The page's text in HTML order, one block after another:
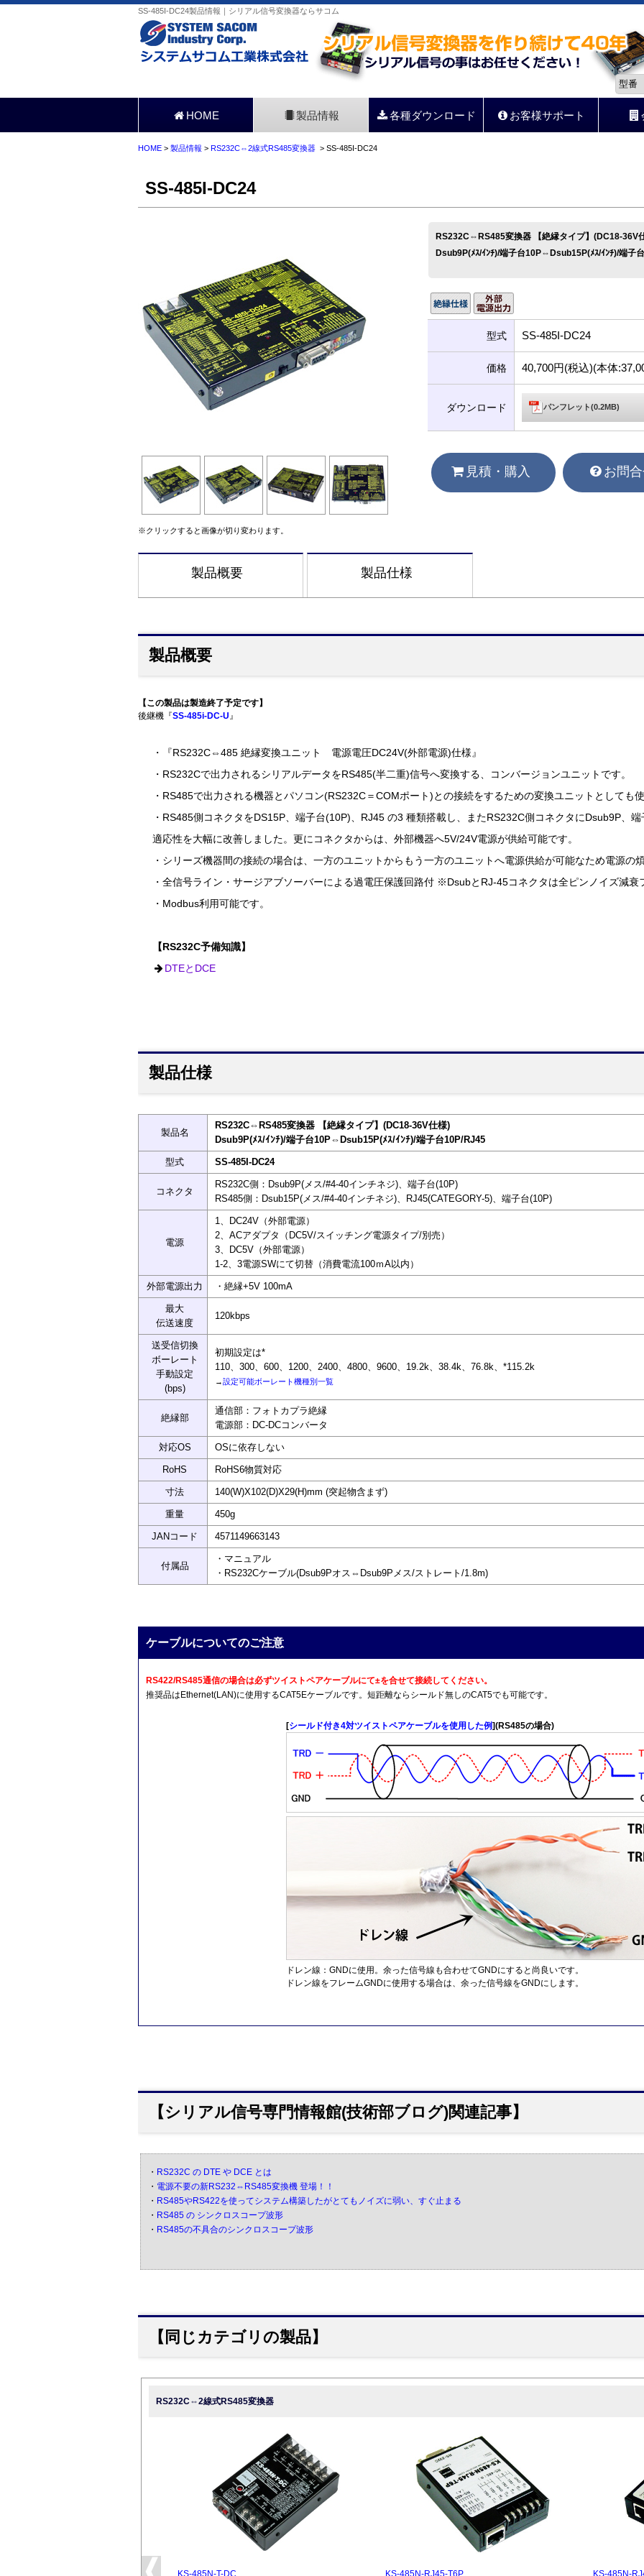
SS-485I-DC24製品情報｜シリアル信号変換器ならサコム
HOME 製品情報 各種ダウンロード お客様サポート
HOME > 製品情報 > RS232C⇔2線式RS485変換器 > SS-485I-DC24
SS-485I-DC24
※クリックすると画像が切り変わります。
RS232C⇔RS485変換器 【絶縁タイプ】(DC18-36V
Dsub9P(ﾒｽ/ｲﾝﾁ)/端子台10P⇔Dsub15P(ﾒｽ/ｲﾝﾁ)/端子
型式 SS-485I-DC24
価格 40,700円(税込)(本体
ダウンロード パンフレット(0.2MB)
見積・購入 お問
製品概要 製品仕様
製品概要
【この製品は製造終了予定です】
後継機『SS-485i-DC-U』
・『RS232C⇔485 絶縁変換ユニット 電源電圧DC24V(外部電源)仕様』
・RS232Cで出力されるシリアルデータをRS485(半二重)信号へ変換する、コンバージョンユニットです。
・RS485で出力される機器とパソコン(RS232C＝COMポート)との接続をするための変換ユニットとしても使
・RS485側コネクタをDS15P、端子台(10P)、RJ45 の3 種類搭載し、またRS232C側コネクタにDsub9P、
適応性を大幅に改善しました。更にコネクタからは、外部機器へ5V/24V電源が供給可能です。
・シリーズ機器間の接続の場合は、一方のユニットからもう一方のユニットへ電源供給が可能なため電源の
・全信号ライン・サージアブソーバーによる過電圧保護回路付 ※DsubとRJ-45コネクタは全ピンノイズ減衰
・Modbus利用可能です。
【RS232C予備知識】
DTEとDCE
製品仕様
製品名
RS232C⇔RS485変換器 【絶縁タイプ】(DC18-36V仕様)
Dsub9P(ﾒｽ/ｲﾝﾁ)/端子台10P⇔Dsub15P(ﾒｽ/ｲﾝﾁ)/端子台10P/RJ45
型式 SS-485I-DC24
コネクタ
RS232C側：Dsub9P(メス/#4-40インチネジ)、端子台(10P)
RS485側：Dsub15P(メス/#4-40インチネジ)、RJ45(CATEGORY-5)、端子台(10P)
電源
1、DC24V（外部電源）
2、ACアダプタ（DC5V/スイッチング電源タイプ/別売）
3、DC5V（外部電源）
1-2、3電源SWにて切替（消費電流100ｍA以内）
外部電源出力 ・絶縁+5V 100mA
最大
伝送速度
120kbps
送受信切換
ボーレート
手動設定
(bps)
初期設定は*
110、300、600、1200、2400、4800、9600、19.2k、38.4k、76.8k、*115.2k
→設定可能ボーレート機種別一覧
絶縁部
通信部：フォトカプラ絶縁
電源部：DC-DCコンバータ
対応OS OSに依存しない
RoHS RoHS6物質対応
寸法 140(W)X102(D)X29(H)mm (突起物含まず)
重量 450g
JANコード 4571149663143
付属品
・マニュアル
・RS232Cケーブル(Dsub9Pオス⇔Dsub9Pメス/ストレート/1.8m)
ケーブルについてのご注意
RS422/RS485通信の場合は必ずツイストペアケーブルにて±を合せて接続してください。
推奨品はEthernet(LAN)に使用するCAT5Eケーブルです。短距離ならシールド無しのCAT5でも可能です。
[シールド付き4対ツイストペアケーブルを使用した例](RS485の場合)
ドレン線：GNDに使用。余った信号線も合わせてGNDにすると尚良いです。
ドレン線をフレームGNDに使用する場合は、余った信号線をGNDにします。
【シリアル信号専門情報館(技術部ブログ)関連記事】
・ RS232C の DTE や DCE とは
・ 電源不要の新RS232⇔RS485変換機 登場！！
・ RS485やRS422を使ってシステム構築したがとてもノイズに弱い、すぐ止まる
・ RS485 の シンクロスコープ波形
・ RS485の不具合のシンクロスコープ波形
【同じカテゴリの製品】
RS232C⇔2線式RS485変換器